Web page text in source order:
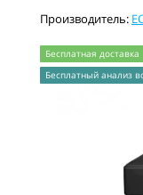
Производитель:
Бесплатная доставка
Бесплатный анализ